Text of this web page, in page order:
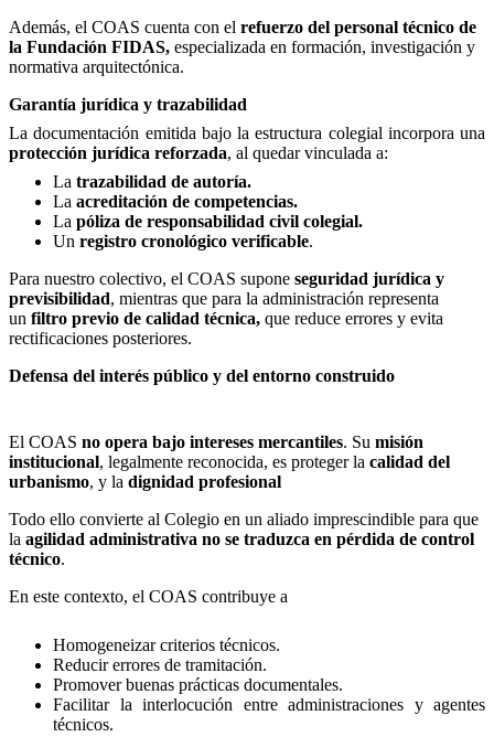
Además, el COAS cuenta con el refuerzo del personal técnico de
la Fundación FIDAS, especializada en formación, investigación y
normativa arquitectónica.
Garantía jurídica y trazabilidad
La documentación emitida bajo la estructura colegial incorpora una
protección jurídica reforzada, al quedar vinculada a:
La trazabilidad de autoría.
La acreditación de competencias.
La póliza de responsabilidad civil colegial.
Un registro cronológico verificable.
Para nuestro colectivo, el COAS supone seguridad jurídica y
previsibilidad, mientras que para la administración representa
un filtro previo de calidad técnica, que reduce errores y evita
rectificaciones posteriores.
Defensa del interés público y del entorno construido
El COAS no opera bajo intereses mercantiles. Su misión
institucional, legalmente reconocida, es proteger la calidad del
urbanismo, y la dignidad profesional
Todo ello convierte al Colegio en un aliado imprescindible para que
la agilidad administrativa no se traduzca en pérdida de control
técnico.
En este contexto, el COAS contribuye a
Homogeneizar criterios técnicos.
Reducir errores de tramitación.
Promover buenas prácticas documentales.
Facilitar la interlocución entre administraciones y agentes
técnicos.